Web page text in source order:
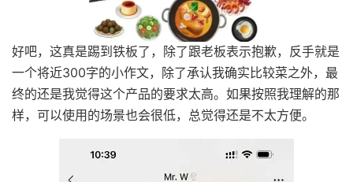
好吧，这真是踢到铁板了，除了跟老板表示抱歉，反手就是
一个将近300字的小作文，除了承认我确实比较菜之外，最
终的还是我觉得这个产品的要求太高。如果按照我理解的那
样，可以使用的场景也会很低，总觉得还是不太方便。